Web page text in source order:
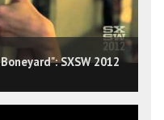
SXSW 2012